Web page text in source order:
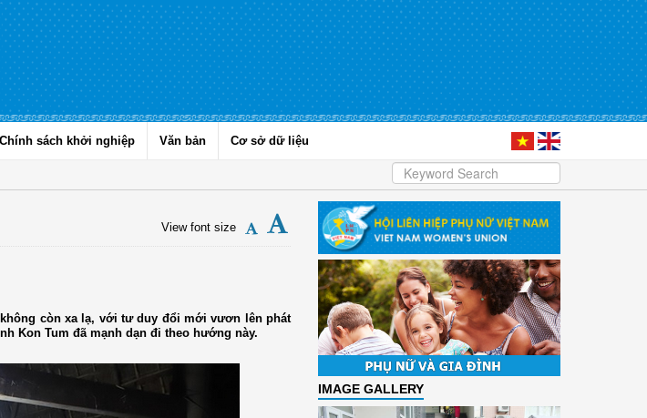
Chính sách khởi nghiệp Văn bản Cơ sở dữ liệu
View font size
còn xa lạ, với tư duy đổi mới vươn lên phát
Kon Tum đã mạnh dạn đi theo hướng này.
IMAGE GALLERY